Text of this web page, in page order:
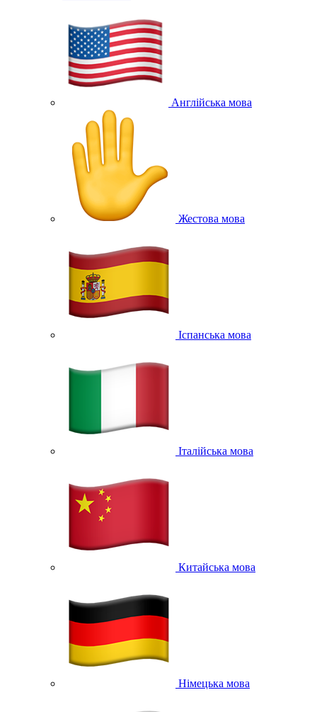
Англійська мова
Жестова мова
Іспанська мова
Італійська мова
Китайська мова
Німецька мова